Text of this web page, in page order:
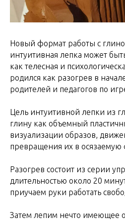
Новый формат работы с
интуитивная лепка может
как телесная и
родился как разогрев в
родителей и педагогов по
Цель интуитивной лепки из
глину как объемный
визуализации образов,
превращения их в осязаемую
Разогрев состоит из серии
длительностью около 20
приучаем руки работать
Затем лепим нечто имеющее